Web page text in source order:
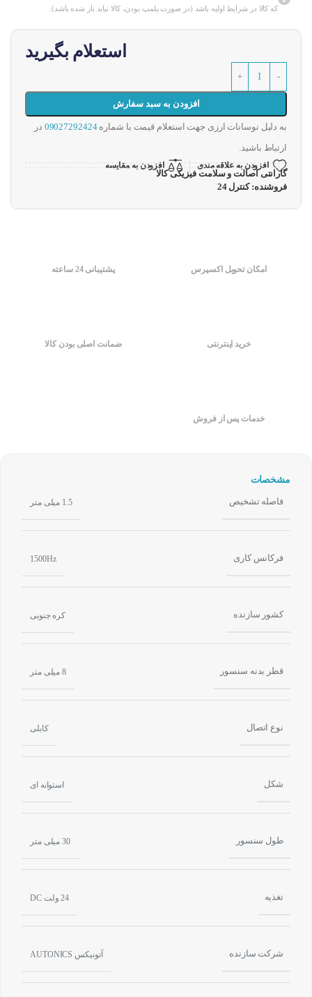
که کالا در شرایط اولیه باشد (در صورت پلمپ بودن، کالا نباید باز شده باشد).
استعلام بگیرید
افزودن به سبد سفارش
به دلیل نوسانات ارزی جهت استعلام قیمت با شماره09027292424 در
ارتباط باشید.
افزودن به علاقه مندی افزودن به مقایسه
گارانتی اصالت و سلامت فیزیکی کالا
فروشنده: کنترل 24
امکان تحویل اکسپرس پشتیبانی 24 ساعته
خرید اینترنتی ضمانت اصلی بودن کالا
خدمات پس از فروش
مشخصات
فاصله تشخیص 1.5 میلی متر
فرکانس کاری 1500Hz
کشور سازنده کره جنوبی
قطر بدنه سنسور 8 میلی متر
نوع اتصال کابلی
شکل استوانه ای
طول سنسور 30 میلی متر
تغذیه 24 ولت DC
شرکت سازنده آتونیکس AUTONICS